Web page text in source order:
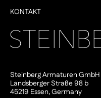
KONTAKT
Steinberg Armaturen GmbH
Landsberger Straße 98 b
45219 Essen, Germany